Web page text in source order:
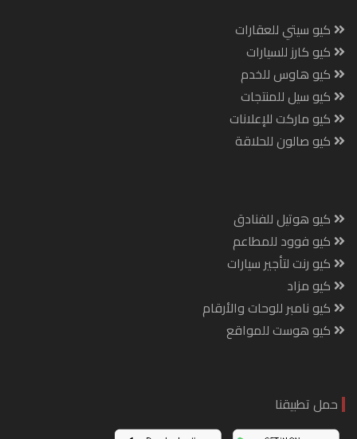
كيو سيتي للعقارات
كيو كارز للسيارات
كيو هاوس للخدم
كيو سيل للمنتجات
كيو ماركت للإعلانات
كيو صالون للحلاقة
كيو هوتيل للفنادق
كيو فوود للمطاعم
كيو رنت لتأجير سيارات
كيو مزاد
كيو نامبر للوحات والأرقام
كيو هوست للمواقع
حمل تطبيقنا